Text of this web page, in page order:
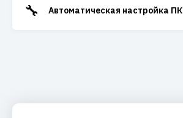
🔧 Автоматическая настройка ПК